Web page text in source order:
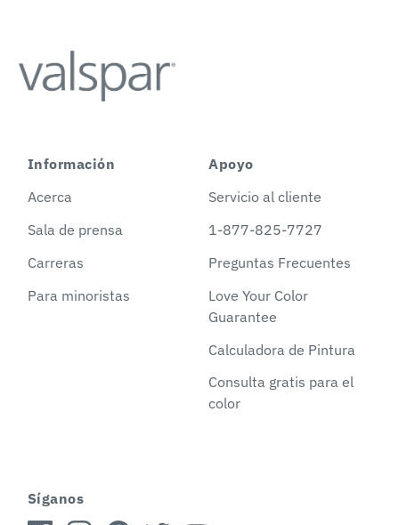
Información
Acerca
Sala de prensa
Carreras
Para minoristas
Apoyo
Servicio al cliente
1-877-825-7727
Preguntas Frecuentes
Love Your Color
Guarantee
Calculadora de Pintura
Consulta gratis para el
color
Síganos